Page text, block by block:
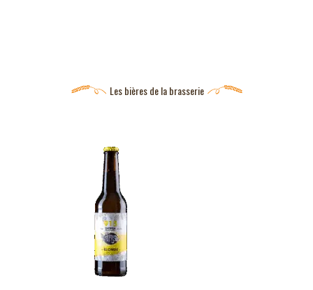
Les bières de la brasserie